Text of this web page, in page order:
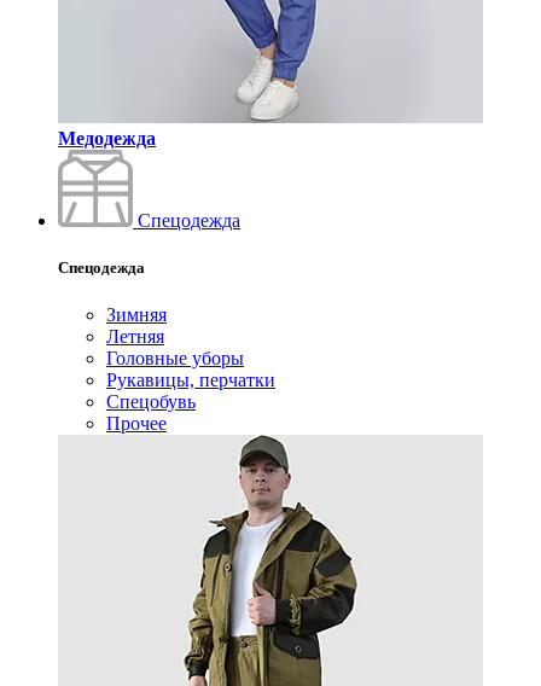
Медодежда
Спецодежда
Спецодежда
Зимняя
Летняя
Головные уборы
Рукавицы, перчатки
Спецобувь
Прочее